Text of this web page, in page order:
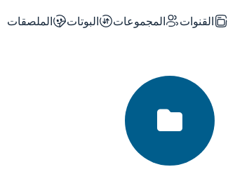
القنوات المجموعات البوتات الملصقات